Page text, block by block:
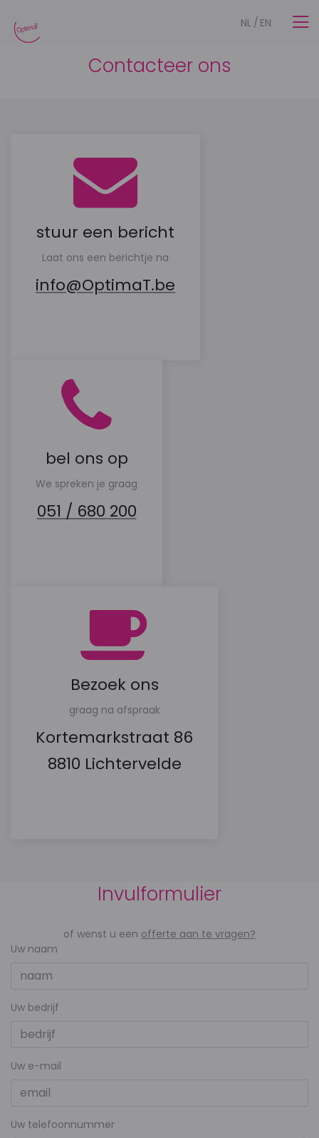
NL / EN
Contacteer ons
stuur een bericht
Laat ons een berichtje na
info@OptimaT.be
bel ons op
We spreken je graag
051 / 680 200
Bezoek ons
graag na afspraak
Kortemarkstraat 86
8810 Lichtervelde
Invulformulier
of wenst u een offerte aan te vragen?
Uw naam
Uw bedrijf
Uw e-mail
Uw telefoonnummer